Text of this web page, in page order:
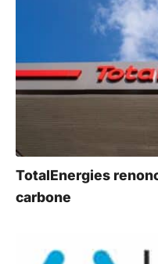
TotalEnergies
carbone